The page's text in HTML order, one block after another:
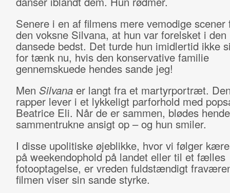
Senere i en af filmens mere vemodige
den voksne Silvana, at hun var forelsket i den
dansede bedst. Det turde hun imidlertid ikke
for tænk nu, hvis den konservative familie
gennemskuede hendes sande jeg!
Men Silvanaer langt fra et martyrportræt.
rapper lever i et lykkeligt parforhold med
Beatrice Eli. Når de er sammen, blødes
sammentrukne ansigt op – og hun smiler.
I disse upolitiske øjeblikke, hvor vi følger
på weekendophold på landet eller til et fælles
fotooptagelse, er vreden fuldstændigt
filmen viser sin sande styrke.